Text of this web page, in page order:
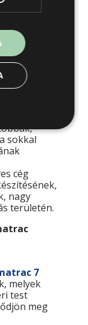
a
kell,
15 év
sokkal
cég
nagy
területén.
7
melyek
test
meg